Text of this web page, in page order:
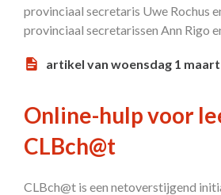
provinciaal secretaris Uwe Rochus
provinciaal secretarissen Ann Rigo
artikel van woensdag 1
Online-hulp voor
CLBch@t
CLBch@t is een netoverstijgend